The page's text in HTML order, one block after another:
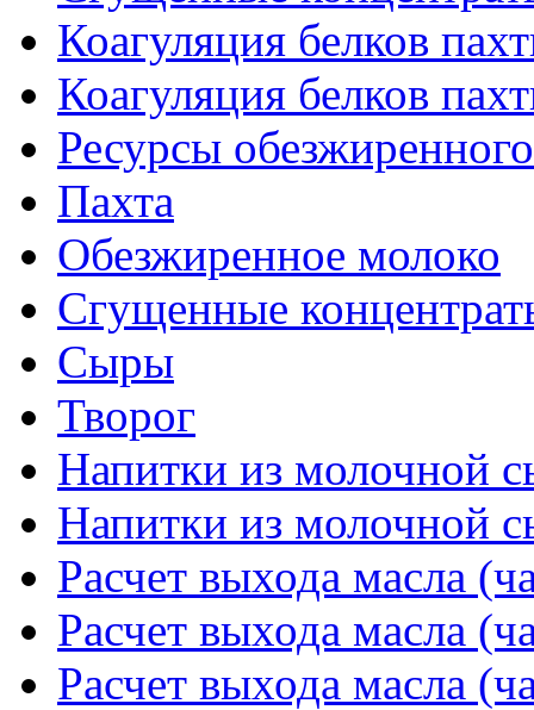
Коагуляция белков
Коагуляция белков
Ресурсы
Пахта
Обезжиренное молоко
Сгущенные
Сыры
Творог
Напитки из молочной
Напитки из молочной
Расчет выхода масла
Расчет выхода масла
Расчет выхода масла